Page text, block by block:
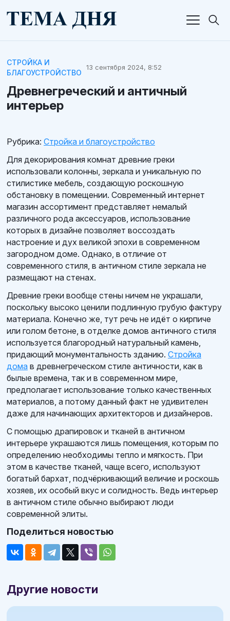
СТРОЙКА И
БЛАГОУСТРОЙСТВО
13 сентября 2024, 8:52
Древнегреческий и античный
интерьер
Рубрика: Стройка и благоустройство
Для декорирования комнат древние греки
использовали колонны, зеркала и уникальную по
стилистике мебель, создающую роскошную
обстановку в помещении. Современный интернет
магазин ассортимент представляет немалый
различного рода аксессуаров, использование
которых в дизайне позволяет воссоздать
настроение и дух великой эпохи в современном
загородном доме. Однако, в отличие от
современного стиля, в античном стиле зеркала не
размещают на стенах.
Древние греки вообще стены ничем не украшали,
поскольку высоко ценили подлинную грубую фактуру
материала. Конечно же, тут речь не идёт о кирпиче
или голом бетоне, в отделке домов античного стиля
используется благородный натуральный камень,
придающий монументальность зданию. Стройка
дома в древнегреческом стиле античности, как в
былые времена, так и в современном мире,
предполагает использование только качественных
материалов, а потому данный факт не удивителен
даже для начинающих архитекторов и дизайнеров.
С помощью драпировок и тканей в античном
интерьере украшаются лишь помещения, которым по
определению необходимы тепло и мягкость. При
этом в качестве тканей, чаще всего, используют
богатый бархат, подчёркивающий величие и роскошь
хозяев, их особый вкус и солидность. Ведь интерьер
в античном стиле обычно выбирают люди
современной элиты.
Поделиться новостью
Другие новости